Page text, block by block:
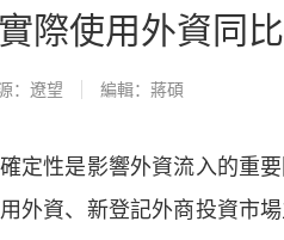
際使用外資同
： 遼望 編輯：蔣碩
性是影響外資流入的重要
外資、新登記外商投資市